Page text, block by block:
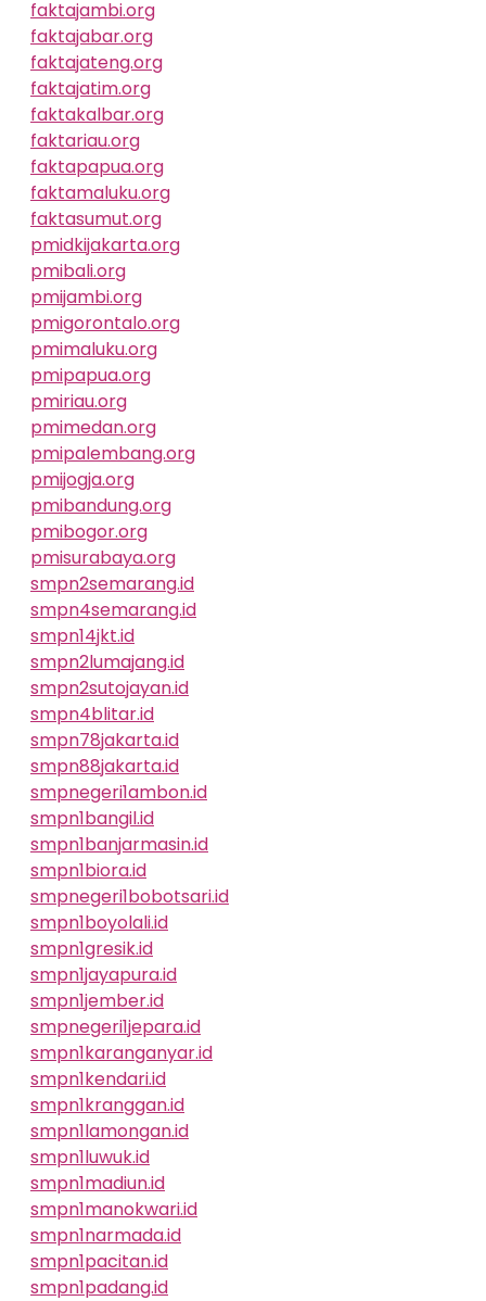
faktajambi.org
faktajabar.org
faktajateng.org
faktajatim.org
faktakalbar.org
faktariau.org
faktapapua.org
faktamaluku.org
faktasumut.org
pmidkijakarta.org
pmibali.org
pmijambi.org
pmigorontalo.org
pmimaluku.org
pmipapua.org
pmiriau.org
pmimedan.org
pmipalembang.org
pmijogja.org
pmibandung.org
pmibogor.org
pmisurabaya.org
smpn2semarang.id
smpn4semarang.id
smpn14jkt.id
smpn2lumajang.id
smpn2sutojayan.id
smpn4blitar.id
smpn78jakarta.id
smpn88jakarta.id
smpnegeri1ambon.id
smpn1bangil.id
smpn1banjarmasin.id
smpn1biora.id
smpnegeri1bobotsari.id
smpn1boyolali.id
smpn1gresik.id
smpn1jayapura.id
smpn1jember.id
smpnegeri1jepara.id
smpn1karanganyar.id
smpn1kendari.id
smpn1kranggan.id
smpn1lamongan.id
smpn1luwuk.id
smpn1madiun.id
smpn1manokwari.id
smpn1narmada.id
smpn1pacitan.id
smpn1padang.id